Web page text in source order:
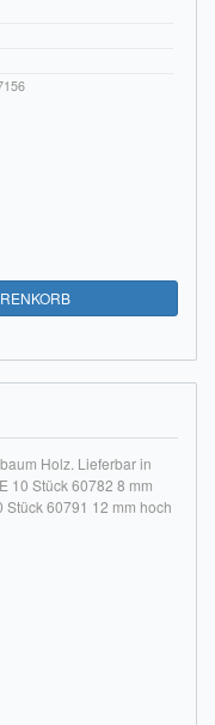
Holz. Lieferbar in
10 Stück 60782 8 mm
Stück 60791 12 mm hoch